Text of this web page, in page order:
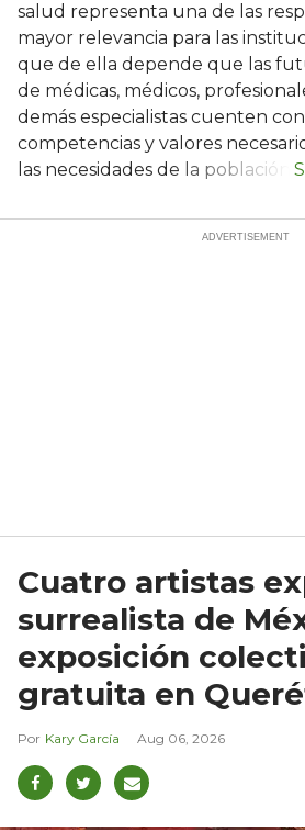
salud representa una de las
mayor relevancia para las
que de ella depende que las
de médicas, médicos,
demás especialistas cuenten
competencias y valores
las necesidades de la población.
Cuatro artistas
surrealista de
exposición
gratuita en
Kary García Aug 06, 2026